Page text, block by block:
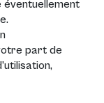
éventuellement
part de